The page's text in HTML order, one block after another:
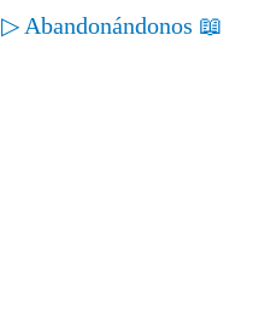
▷ Abandonándonos 📖